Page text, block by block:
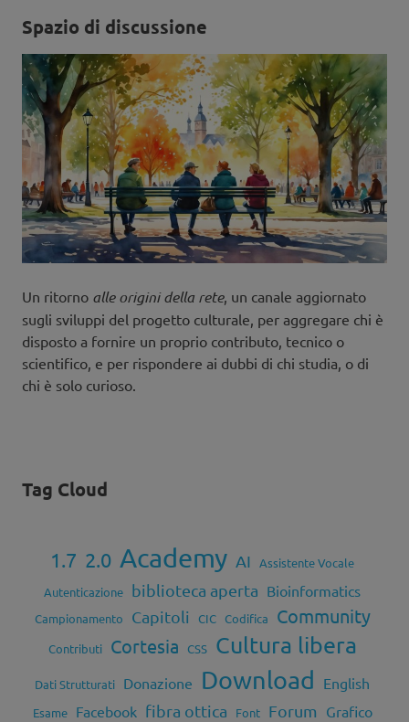
Spazio di discussione
Un ritorno alle origini della rete, un canale aggiornato
sugli sviluppi del progetto culturale, per aggregare chi è
disposto a fornire un proprio contributo, tecnico o
scientifico, e per rispondere ai dubbi di chi studia, o di
chi è solo curioso.
Tag Cloud
1.7 2.0 Academy AI Assistente Vocale
Autenticazione biblioteca aperta Bioinformatics
Campionamento Capitoli CIC Codifica Community
Contributi Cortesia CSS Cultura libera
Dati Strutturati Donazione Download English
Esame Facebook fibra ottica Font Forum Grafico